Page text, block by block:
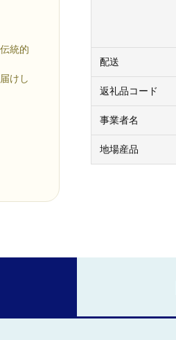
統的
けし
配送
返礼品コード
事業者名
地場産品